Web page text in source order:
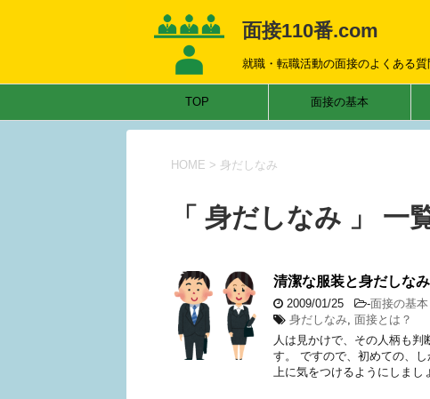
面接110番.com
就職・転職活動の面接のよくある質
TOP 面接の基本
HOME > 身だしなみ
「 身だしなみ 」 一
清潔な服装と身だしな
2009/01/25 -面接の基本
身だしなみ, 面接とは？
人は見かけで、その人柄も
す。 ですので、初めての、
上に気をつけるようにしま